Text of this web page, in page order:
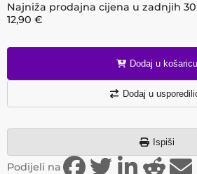
Najniža prodajna cijena u zadnjih
12,90 €
Dodaj u košaricu
Dodaj u
Ispiši
Podijeli na